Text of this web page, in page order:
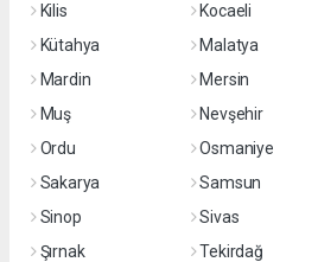
Kilis
Kocaeli
Kütahya
Malatya
Mardin
Mersin
Muş
Nevşehir
Ordu
Osmaniye
Sakarya
Samsun
Sinop
Sivas
Şırnak
Tekirdağ